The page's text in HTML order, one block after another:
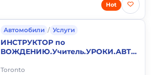
Hot
Автомобили / Услуги
ИНСТРУКТОР по
G2 Онтарио Канада
Toronto